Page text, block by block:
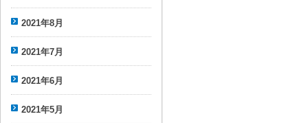
2021年8月
2021年7月
2021年6月
2021年5月